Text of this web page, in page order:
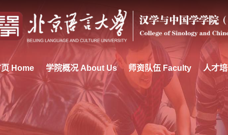
Home 学院概况 About Us 师资队伍 Faculty 人才